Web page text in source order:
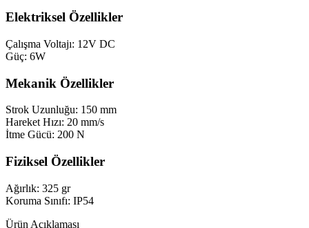
Elektriksel Özellikler
Çalışma Voltajı: 12V DC
Güç: 6W
Mekanik Özellikler
Strok Uzunluğu: 150 mm
Hareket Hızı: 20 mm/s
İtme Gücü: 200 N
Fiziksel Özellikler
Ağırlık: 325 gr
Koruma Sınıfı: IP54
Ürün Açıklaması